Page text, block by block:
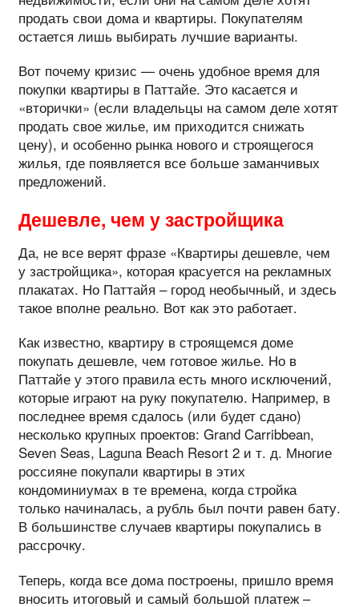
продать свои дома и квартиры. Покупателям
остается лишь выбирать лучшие варианты.
Вот почему кризис — очень удобное время для
покупки квартиры в Паттайе. Это касается и
«вторички» (если владельцы на самом деле хотят
продать свое жилье, им приходится снижать
цену), и особенно рынка нового и строящегося
жилья, где появляется все больше заманчивых
предложений.
Дешевле, чем у застройщика
Да, не все верят фразе «Квартиры дешевле, чем
у застройщика», которая красуется на рекламных
плакатах. Но Паттайя – город необычный, и здесь
такое вполне реально. Вот как это работает.
Как известно, квартиру в строящемся доме
покупать дешевле, чем готовое жилье. Но в
Паттайе у этого правила есть много исключений,
которые играют на руку покупателю. Например, в
последнее время сдалось (или будет сдано)
несколько крупных проектов: Grand Carribbean,
Seven Seas, Laguna Beach Resort 2 и т. д. Многие
россияне покупали квартиры в этих
кондоминиумах в те времена, когда стройка
только начиналась, а рубль был почти равен бату.
В большинстве случаев квартиры покупались в
рассрочку.
Теперь, когда все дома построены, пришло время
вносить итоговый и самый большой платеж –